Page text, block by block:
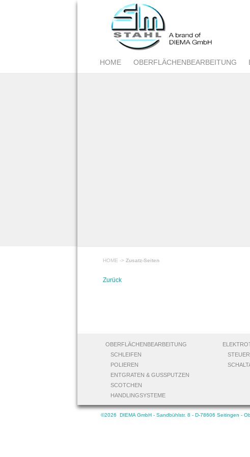
HOME OBERFLÄCHENBEARBEITUNG
HOME -> Zusatz-Seiten
Zurück
OBERFLÄCHENBEARBEITUNG
SCHLEIFEN
POLIEREN
ENTGRATEN & GUSSPUTZEN
SCOTCHEN
HANDLINGSYSTEME
©2026 DIEMA GmbH - Sandbühlstr. 8 - D-78606 Seitingen -